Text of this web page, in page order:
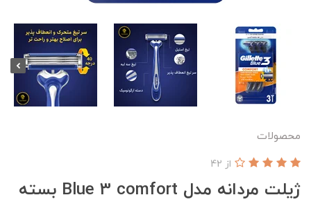
محصولات
ژیلت مردانه مدل Blue 3 comfort بسته
از 42